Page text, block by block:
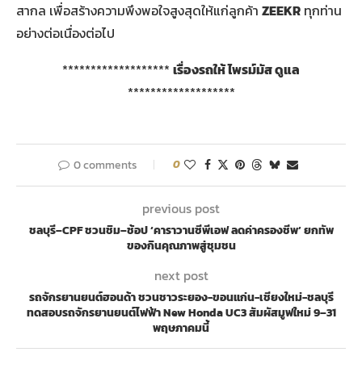
สากล เพื่อสร้างความพึงพอใจสูงสุดให้แก่ลูกค้า ZEEKR ทุกท่าน
อย่างต่อเนื่องต่อไป
******************* เรื่องรถให้ ไพรม์มัส ดูแล
*******************
0 comments 0
previous post
ชลบุรี–CPF ชวนชิม–ช้อป ‘คาราวานซีพีเอฟ ลดค่าครองชีพ’ ยกทัพ
ของกินคุณภาพสู่ชุมชน
next post
รถจักรยานยนต์ฮอนด้า ชวนชาวระยอง-ขอนแก่น-เชียงใหม่-ชลบุรี
ทดสอบรถจักรยานยนต์ไฟฟ้า New Honda UC3 สัมผัสมูฟใหม่ 9–31
พฤษภาคมนี้